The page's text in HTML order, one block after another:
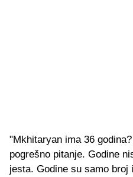
"Mkhitaryan ima 36
pogrešno pitanje. Godine
jesta. Godine su samo